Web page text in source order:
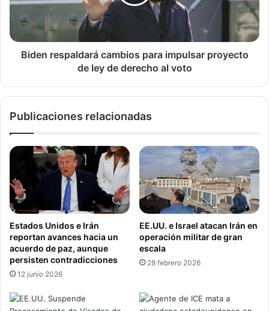
Nacional Voz de América
proyecto
de
de
derecho
Biden respaldará cambios para impulsar proyecto
de ley de derecho al voto
Publicaciones relacionadas
Estados Unidos e Irán
reportan avances hacia un
acuerdo de paz, aunque
persisten contradicciones
12 junio 2026
EE.UU. e Israel atacan Irán en
operación militar de gran
escala
28 febrero 2026